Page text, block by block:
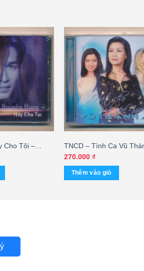
Cho Tôi –
TNCD – Tình Ca Vũ
Hát Cho Tình Yêu Người
270.000 ₫
Thêm vào giỏ